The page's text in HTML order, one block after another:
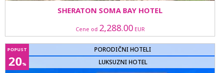
SHERATON SOMA BAY HOTEL
Cene od 2,288.00EUR
PORODIČNI HOTELI
LUKSUZNI HOTEL
POPUST
20%